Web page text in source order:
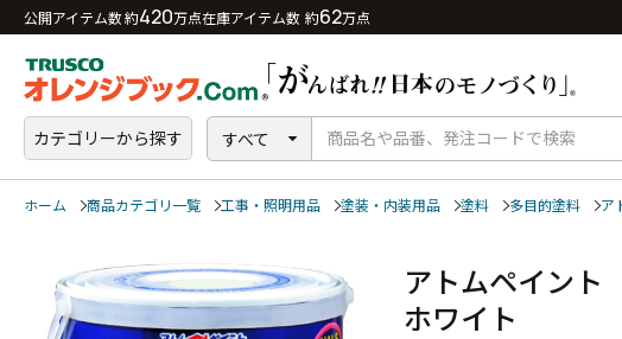
公開アイテム数 約420万点在庫アイテム数 約62万点
カテゴリーから探す すべて
ホーム 商品カテゴリ一覧 工事・照明用品 塗装・内装用品 塗料 多目的塗料 ア
アトムペイン
ホワイト